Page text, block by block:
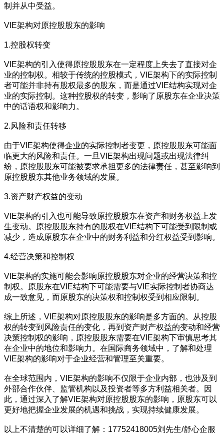
制并从中受益。
VIE架构对原控股股东的影响
1.控股权转变
VIE架构的引入使得原控股股东在一定程度上失去了直接对企
业的控制权。相较于传统的控股模式，VIE架构下的实际控制
者可能并非持有股权最多的股东，而是通过VIE结构实现对企
业的实际控制。这种控股权的转变，影响了原股东在企业决策
中的话语权和影响力。
2.风险和责任转移
由于VIE架构使得企业的实际控制者变更，原控股股东可能面
临更大的风险和责任。一旦VIE架构出现问题或出现法律纠
纷，原控股股东可能被要求承担更多的法律责任，甚至影响到
原控股股东其他业务领域的发展。
3.资产财产权益的变动
VIE架构的引入也可能导致原控股股东在资产和财务权益上发
生变动。原控股股东持有的股权在VIE结构下可能受到限制或
减少，造成原股东在企业中的财务利益和分红权益受到影响。
4.经营决策和控制权
VIE架构的实施可能会影响原控股股东对企业的经营决策和控
制权。原股东在VIE结构下可能需要与VIE实际控制者协商达
成一致意见，而原股东的决策权和控制权受到相应限制。
综上所述，VIE架构对原控股股东的影响是多方面的。从控股
权的转变到风险责任的变化，再到资产财产权益的变动和经营
决策控制权的影响，原控股股东需要在VIE架构下审慎思考其
在企业中的地位和影响力。在国际商务领域中，了解和处理
VIE架构的影响对于企业经营和管理至关重要。
在全球范围内，VIE架构的影响不仅限于企业内部，也涉及到
外部合作伙伴、监管机构以及投资者等多方利益相关者。因
此，通过深入了解VIE架构对原控股股东的影响，原股东可以
更好地把握企业发展的机遇和挑战，实现持续健康发展。
以上不清楚的可以详细了解：17752418005刘先生/舒心企服